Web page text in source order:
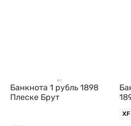
Банкнота 1 рубль 1898
Плеске Брут
XF